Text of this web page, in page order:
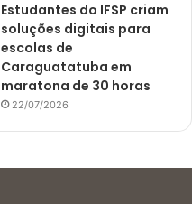
Estudantes do IFSP criam
soluções digitais para
escolas de
Caraguatatuba em
maratona de 30 horas
22/07/2026